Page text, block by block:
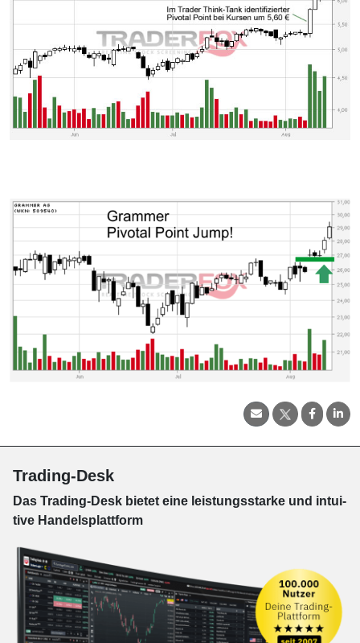
Trading-Desk
Das Trading-Desk bie­tet eine leis­tungs­star­ke und in­tui­
tive Han­dels­platt­form